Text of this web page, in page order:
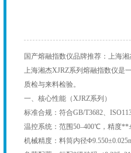
国产熔融指数仪品牌推荐：上海
上海湘杰XJRZ系列熔融指数仪是
质检与来料检验。
一、核心性能（XJRZ系列）
标准合规：符合GB/T3682、
温控系统：范围50–400℃，精度
机械精度：料筒内径